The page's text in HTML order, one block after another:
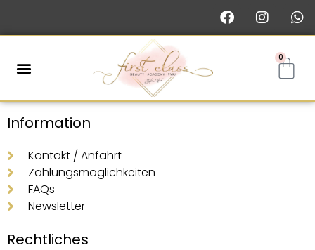
0
Information
Kontakt / Anfahrt
Zahlungsmöglichkeiten
FAQs
Newsletter
Rechtliches